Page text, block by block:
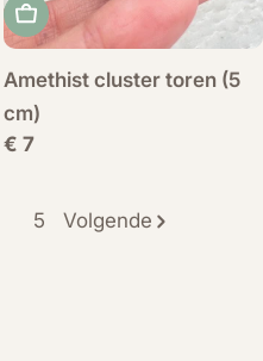
Voeg toe aan
Amethist cluster toren (5
cm)
Normale
€ 7
5 Volgende